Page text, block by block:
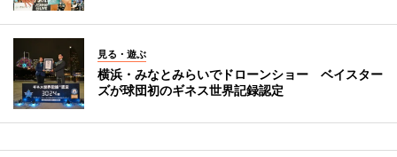
見る・遊ぶ
横浜・みなとみらいでドローンショー ベイスター
ズが球団初のギネス世界記録認定